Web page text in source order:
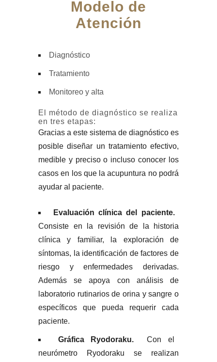
Modelo de
Atención
Diagnóstico
Tratamiento
Monitoreo y alta
El método de diagnóstico se realiza
en tres etapas:
Gracias a este sistema de diagnóstico es
posible diseñar un tratamiento efectivo,
medible y preciso o incluso conocer los
casos en los que la acupuntura no podrá
ayudar al paciente.
Evaluación clínica del paciente.
Consiste en la revisión de la historia
clínica y familiar, la exploración de
síntomas, la identificación de factores de
riesgo y enfermedades derivadas.
Además se apoya con análisis de
laboratorio rutinarios de orina y sangre o
específicos que pueda requerir cada
paciente.
Gráfica Ryodoraku. Con el
neurómetro Ryodoraku se realizan